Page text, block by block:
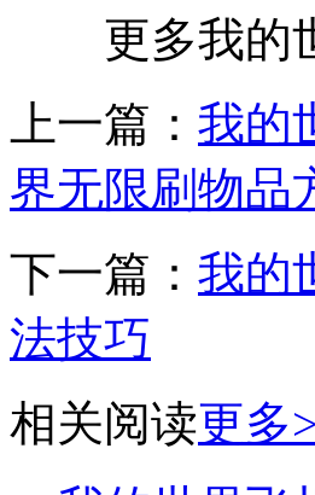
更多我的世
上一篇： 我的
界无限刷物品
下一篇： 我的
法技巧
相关阅读更多